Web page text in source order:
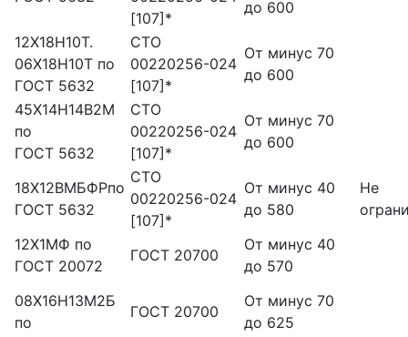
[107]*
до 600
12Х18Н10Т.
06Х18Н10Т по
ГОСТ 5632
СТО
00220256-024
[107]*
От минус 70
до 600
45Х14Н14В2М
по
ГОСТ 5632
СТО
00220256-024
[107]*
От минус 70
до 600
18Х12ВМБФРпо
ГОСТ 5632
СТО
00220256-024
[107]*
От минус 40
до 580
Не
12X1МФ по
ГОСТ 20072
ГОСТ 20700
От минус 40
до 570
08Х16Н1ЗМ2Б
по
ГОСТ 20700
От минус 70
до 625